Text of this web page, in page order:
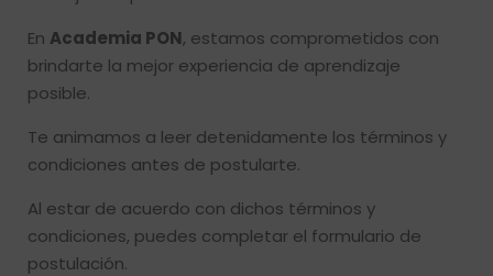
En Academia PON, estamos comprometidos con
brindarte la mejor experiencia de aprendizaje
posible.
Te animamos a leer detenidamente los términos y
condiciones antes de postularte.
Al estar de acuerdo con dichos términos y
condiciones, puedes completar el formulario de
postulación.